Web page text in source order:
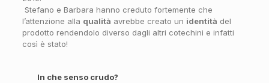
Stefano e Barbara hanno creduto fortemente che
l’attenzione alla qualità avrebbe creato un identità del
prodotto rendendolo diverso dagli altri cotechini e infatti
così è stato!
In che senso crudo?